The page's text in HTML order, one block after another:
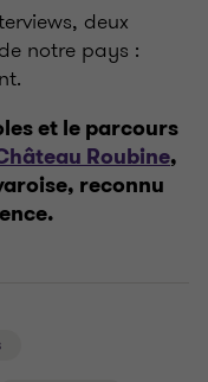
deux
notre pays :
et le parcours
Roubine,
reconnu